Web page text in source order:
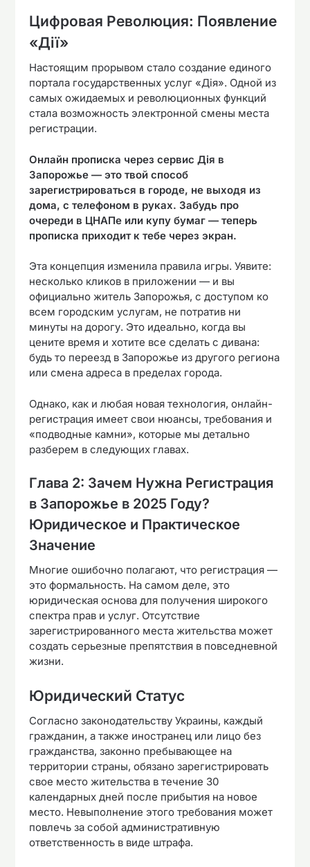
Цифровая Революция: Появление
«Дії»
Настоящим прорывом стало создание единого
портала государственных услуг «Дія». Одной из
самых ожидаемых и революционных функций
стала возможность электронной смены места
регистрации.
Онлайн прописка через сервис Дія в
Запорожье — это твой способ
зарегистрироваться в городе, не выходя из
дома, с телефоном в руках. Забудь про
очереди в ЦНАПе или купу бумаг — теперь
прописка приходит к тебе через экран.
Эта концепция изменила правила игры. Уявите:
несколько кликов в приложении — и вы
официально житель Запорожья, с доступом ко
всем городским услугам, не потратив ни
минуты на дорогу. Это идеально, когда вы
цените время и хотите все сделать с дивана:
будь то переезд в Запорожье из другого региона
или смена адреса в пределах города.
Однако, как и любая новая технология, онлайн-
регистрация имеет свои нюансы, требования и
«подводные камни», которые мы детально
разберем в следующих главах.
Глава 2: Зачем Нужна Регистрация
в Запорожье в 2025 Году?
Юридическое и Практическое
Значение
Многие ошибочно полагают, что регистрация —
это формальность. На самом деле, это
юридическая основа для получения широкого
спектра прав и услуг. Отсутствие
зарегистрированного места жительства может
создать серьезные препятствия в повседневной
жизни.
Юридический Статус
Согласно законодательству Украины, каждый
гражданин, а также иностранец или лицо без
гражданства, законно пребывающее на
территории страны, обязано зарегистрировать
свое место жительства в течение 30
календарных дней после прибытия на новое
место. Невыполнение этого требования может
повлечь за собой административную
ответственность в виде штрафа.